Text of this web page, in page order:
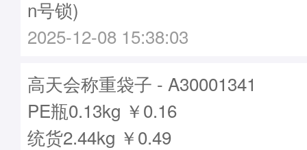
n号锁)
2025-12-08 15:38:03
高天会称重袋子 - A30001341
PE瓶0.13kg ￥0.16
统货2.44kg ￥0.49